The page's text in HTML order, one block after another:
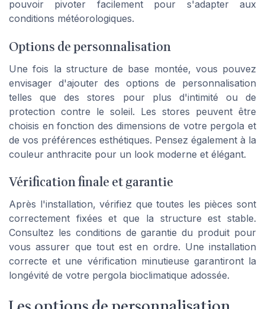
pouvoir pivoter facilement pour s'adapter aux
conditions météorologiques.
Options de personnalisation
Une fois la structure de base montée, vous pouvez
envisager d'ajouter des options de personnalisation
telles que des stores pour plus d'intimité ou de
protection contre le soleil. Les stores peuvent être
choisis en fonction des dimensions de votre pergola et
de vos préférences esthétiques. Pensez également à la
couleur anthracite pour un look moderne et élégant.
Vérification finale et garantie
Après l'installation, vérifiez que toutes les pièces sont
correctement fixées et que la structure est stable.
Consultez les conditions de garantie du produit pour
vous assurer que tout est en ordre. Une installation
correcte et une vérification minutieuse garantiront la
longévité de votre pergola bioclimatique adossée.